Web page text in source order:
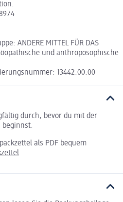
ANDERE MITTEL FÜR DAS
und anthroposophische
13442.00.00
durch, bevor du mit der
beginnst.
als PDF bequem